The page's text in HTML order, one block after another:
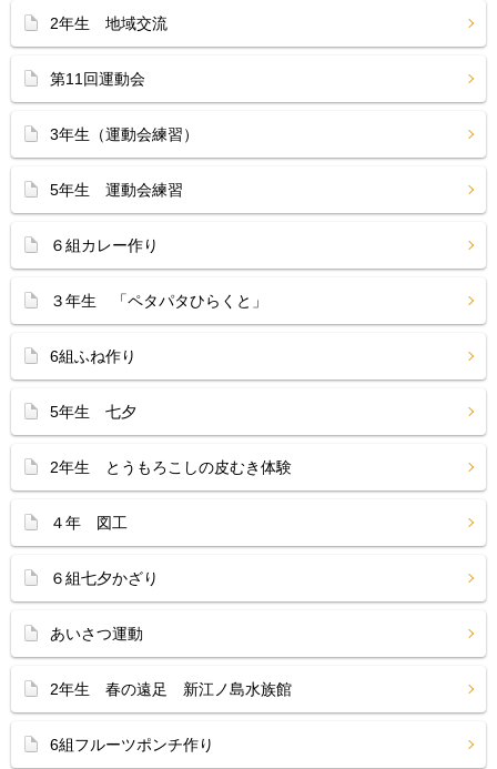
2年生 地域交流
第11回運動会
3年生（運動会練習）
5年生 運動会練習
６組カレー作り
３年生 「ペタパタひらくと」
6組ふね作り
5年生 七夕
2年生 とうもろこしの皮むき体験
４年 図工
６組七夕かざり
あいさつ運動
2年生 春の遠足 新江ノ島水族館
6組フルーツポンチ作り